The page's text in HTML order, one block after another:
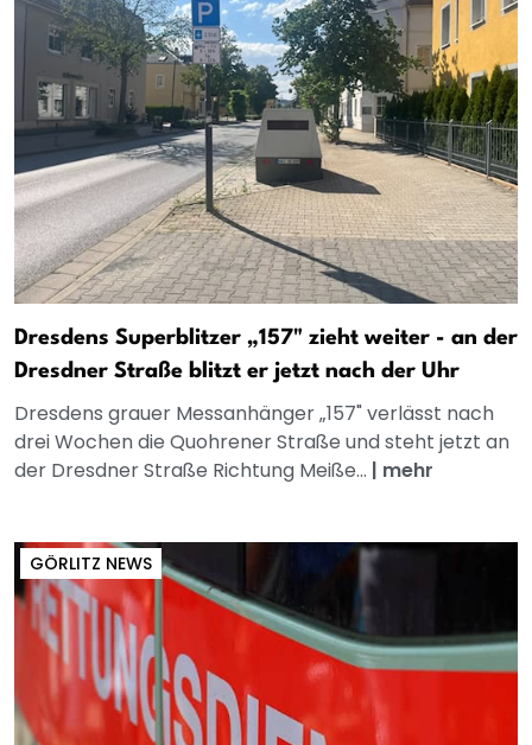
Dresdens Superblitzer „157" zieht weiter - an der
Dresdner Straße blitzt er jetzt nach der Uhr
Dresdens grauer Messanhänger „157" verlässt nach
drei Wochen die Quohrener Straße und steht jetzt an
der Dresdner Straße Richtung Meiße... | mehr
GÖRLITZ NEWS